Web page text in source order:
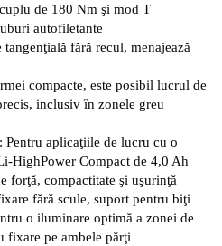
de 180 Nm şi mod T
autofiletante
fără recul, menajează
compacte, este posibil lucrul de
inclusiv în zonele greu
aplicaţiile de lucru cu o
HighPower Compact de 4,0 Ah
forţă, compactitate şi uşurinţă
fără scule, suport pentru biţi
o iluminare optimă a zonei de
fixare pe ambele părţi